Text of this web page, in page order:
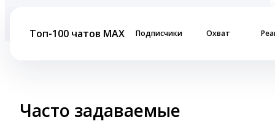
Топ-100 чатов MAX Подписчики Охват
Часто задаваемые